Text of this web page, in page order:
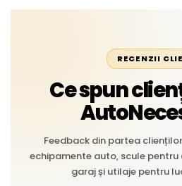
RECENZII
Ce spun
Feedback din partea
echipamente auto, scule
garaj și utilaje pentru